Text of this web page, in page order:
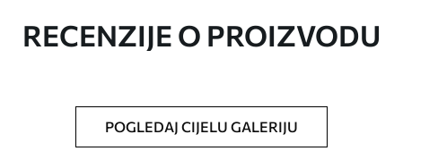
ste odredili, izrezana na identične trake
RECENZIJE O PROIZVODU
POGLEDAJ CIJELU GALERIJU